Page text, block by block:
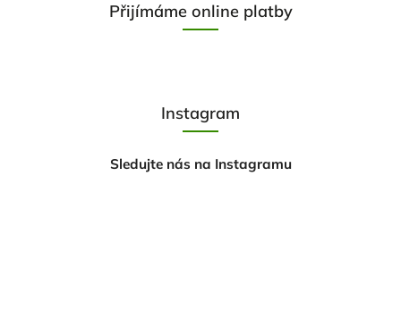
Přijímáme online platby
Instagram
Sledujte nás na Instagramu